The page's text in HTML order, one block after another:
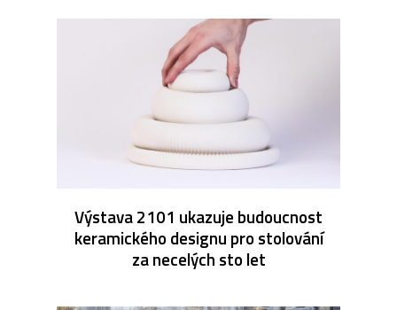
Výstava 2101 ukazuje budoucnost
keramického designu pro stolování
za necelých sto let